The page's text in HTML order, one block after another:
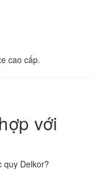
cao cấp.
với
quy Delkor?